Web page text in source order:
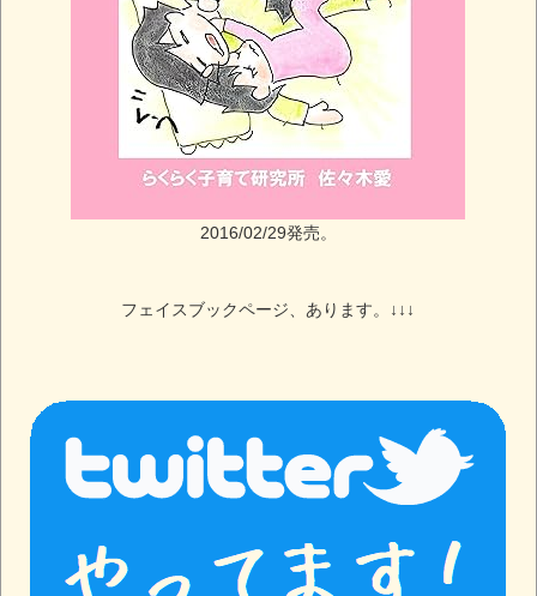
2016/02/29発売。
フェイスブックページ、あります。↓↓↓